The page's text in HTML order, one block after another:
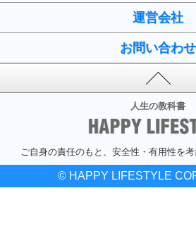
運営会社
お問い合わせ
人生の教科書
ご自身の責任のもと、安全性・有用性を考
© HAPPY LIFESTYLE